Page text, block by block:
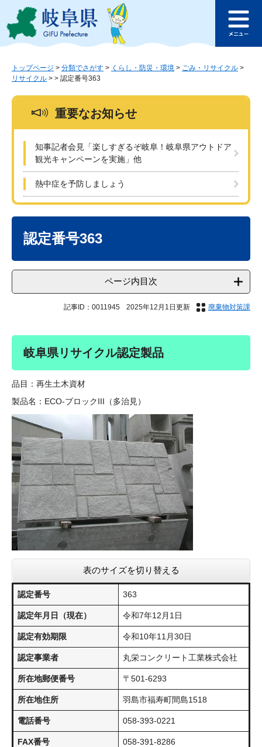
ジ
ュ
このページの本文へ
ュ
トップページ > 分類でさがす > くらし・防災・環境 > ごみ・リサイクル >
リサイクル > > 認定番号363
重要なお知らせ
知事記者会見「楽しすぎるぞ岐阜！岐阜県アウトドア
観光キャンペーンを実施」他
熱中症を予防しましょう
認定番号363
ページ内目次
記事ID：0011945 2025年12月1日更新 廃棄物対策課
岐阜県リサイクル認定製品
品目：再生土木資材
製品名：ECO-ブロックIII（多治見）
表のサイズを切り替える
認定番号 363
認定年月日（現在） 令和7年12月1日
認定有効期限 令和10年11月30日
認定事業者 丸栄コンクリート工業株式会社
所在地郵便番号 〒501-6293
所在地住所 羽島市福寿町間島1518
電話番号 058-393-0221
FAX番号 058-391-8286